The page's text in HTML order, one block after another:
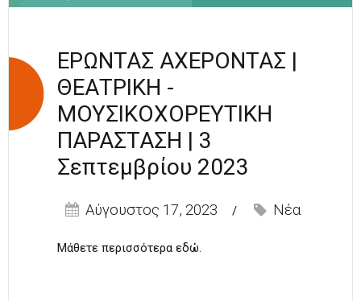
ΕΡΩΝΤΑΣ ΑΧΕΡΟΝΤΑΣ |
ΘΕΑΤΡΙΚΗ -
ΜΟΥΣΙΚΟΧΟΡΕΥΤΙΚΗ
ΠΑΡΑΣΤΑΣΗ | 3
Σεπτεμβρίου 2023
Αύγουστος 17, 2023 Νέα
Μάθετε περισσότερα εδώ.